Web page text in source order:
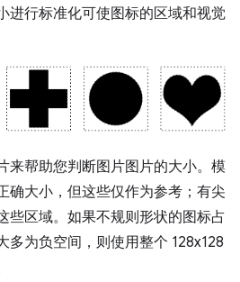
进行标准化可使图标的区域和视觉
来帮助您判断图片图片的大小。模
确大小，但这些仅作为参考；有尖
些区域。如果不规则形状的图标占
多为负空间，则使用整个 128x128